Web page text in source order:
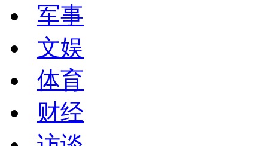
军事
文娱
体育
财经